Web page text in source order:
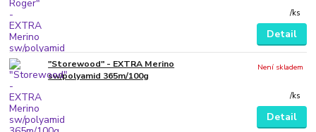
/ks
Detail
"Storewood" - EXTRA Merino
sw/polyamid 365m/100g
/ks
Není skladem
Detail